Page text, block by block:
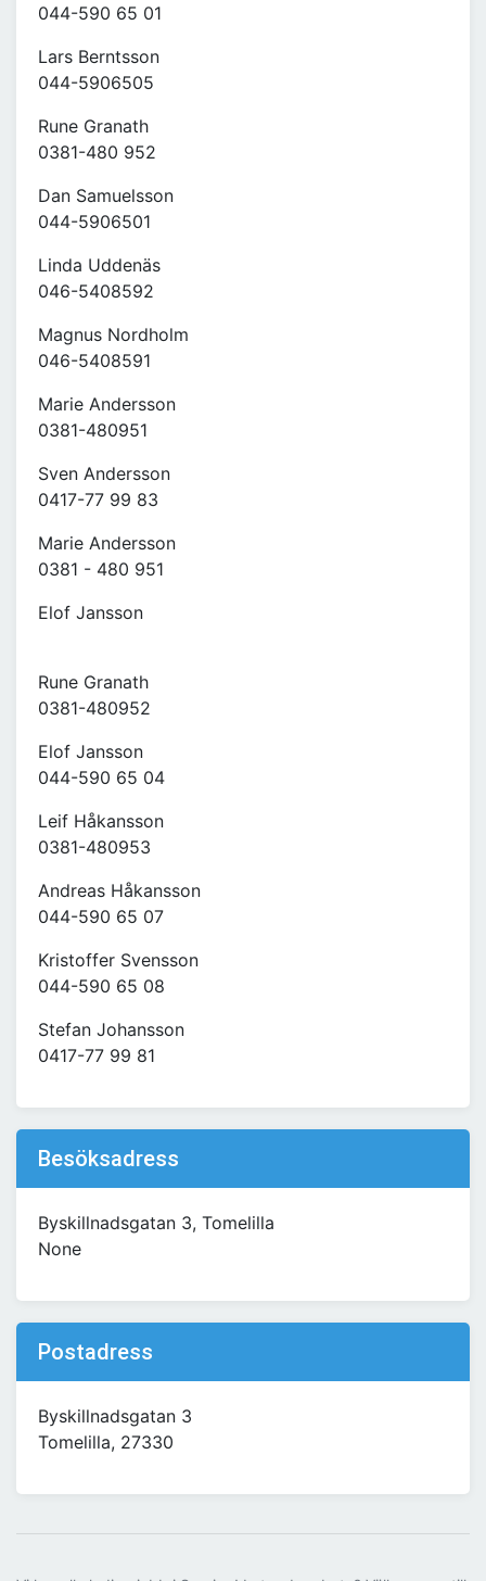
044-590 65 01
Lars Berntsson
044-5906505
Rune Granath
0381-480 952
Dan Samuelsson
044-5906501
Linda Uddenäs
046-5408592
Magnus Nordholm
046-5408591
Marie Andersson
0381-480951
Sven Andersson
0417-77 99 83
Marie Andersson
0381 - 480 951
Elof Jansson
Rune Granath
0381-480952
Elof Jansson
044-590 65 04
Leif Håkansson
0381-480953
Andreas Håkansson
044-590 65 07
Kristoffer Svensson
044-590 65 08
Stefan Johansson
0417-77 99 81
Besöksadress
Byskillnadsgatan 3, Tomelilla
None
Postadress
Byskillnadsgatan 3
Tomelilla, 27330